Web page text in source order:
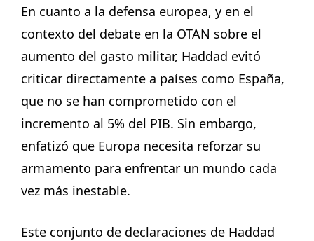
En cuanto a la defensa europea, y en el
contexto del debate en la OTAN sobre el
aumento del gasto militar, Haddad evitó
criticar directamente a países como España,
que no se han comprometido con el
incremento al 5% del PIB. Sin embargo,
enfatizó que Europa necesita reforzar su
armamento para enfrentar un mundo cada
vez más inestable.
Este conjunto de declaraciones de Haddad